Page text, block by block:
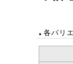
各バリ